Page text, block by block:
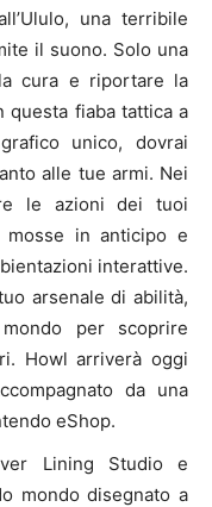
una terribile
il suono. Solo una
cura e riportare la
questa fiaba tattica a
unico, dovrai
alle tue armi. Nei
le azioni dei tuoi
in anticipo e
interattive.
arsenale di abilità,
per scoprire
Howl arriverà oggi
da una
eShop.
Lining Studio e
mondo disegnato a